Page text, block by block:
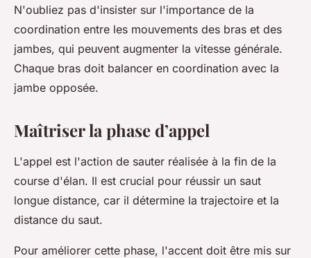
N'oubliez pas d'insister sur l'importance de la
coordination entre les mouvements des bras et des
jambes, qui peuvent augmenter la vitesse générale.
Chaque bras doit balancer en coordination avec la
jambe opposée.
Maîtriser la phase d’appel
L'appel est l'action de sauter réalisée à la fin de la
course d'élan. Il est crucial pour réussir un saut
longue distance, car il détermine la trajectoire et la
distance du saut.
Pour améliorer cette phase, l'accent doit être mis sur